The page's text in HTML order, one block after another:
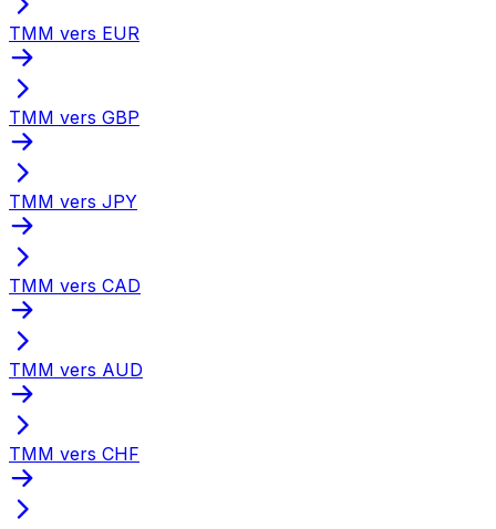
TMM vers EUR
TMM vers GBP
TMM vers JPY
TMM vers CAD
TMM vers AUD
TMM vers CHF